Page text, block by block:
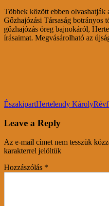
Többek között ebben
Gőzhajózási Társaság botrányos
gőzhajózás öreg bajnokáról,
írásaimat. Megvásárolható az
ÉszakipartHertelendy Károly
Leave a Reply
Az e-mail címet nem tesszük
karakterrel jelöltük
Hozzászólás *